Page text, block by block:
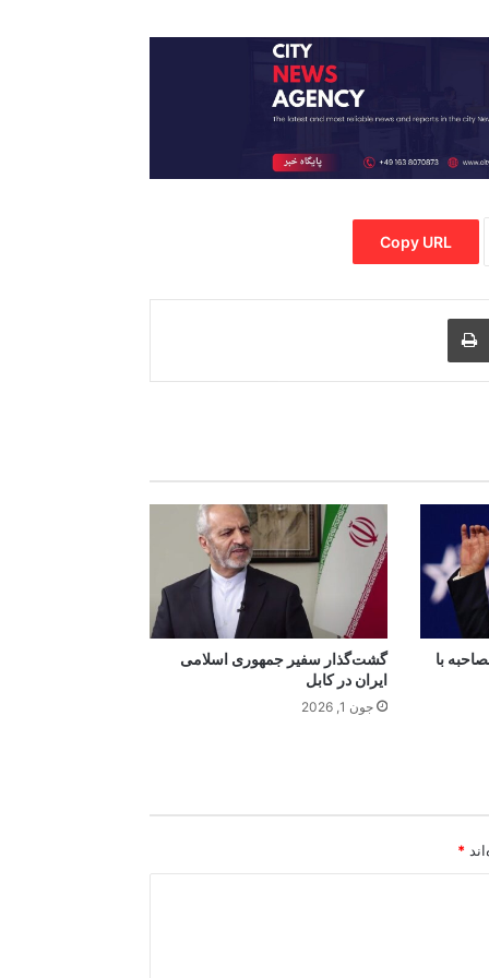
Copy URL
Share
Print
با
گشت‌گذار سفیر جمهوری اسلامی
ایران در کابل
جون 1, 2026
*